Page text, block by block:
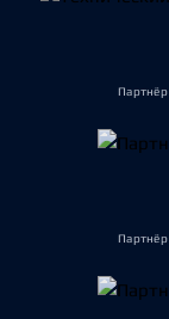
Партнёр
Партнёр